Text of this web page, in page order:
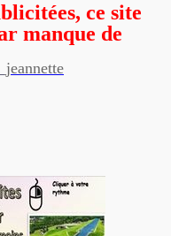
ce site
manque de